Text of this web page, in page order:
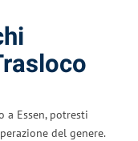
a Essen, potresti
del genere.